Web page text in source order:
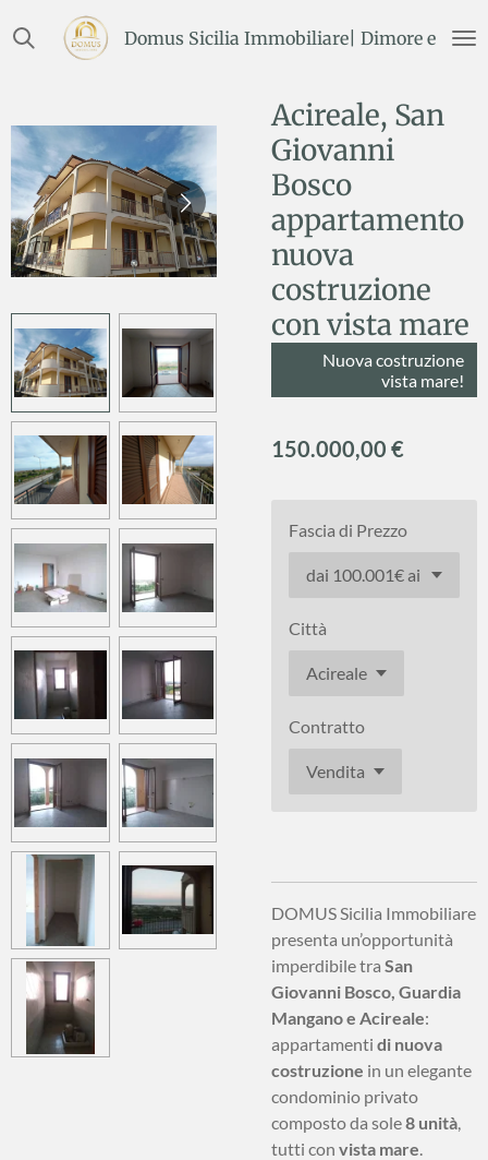
al
Domus Sicilia Immobiliare| Dimore e
Acireale, San
Giovanni
Bosco
appartamento
nuova
costruzione
con vista mare
Nuova costruzione
vista mare!
150.000,00 €
Fascia di Prezzo
Città
Contratto
DOMUS Sicilia Immobiliare
presenta un’opportunità
imperdibile tra San
Giovanni Bosco, Guardia
Mangano e Acireale:
appartamenti di nuova
costruzione in un elegante
condominio privato
composto da sole8 unità,
tutti con vista mare.